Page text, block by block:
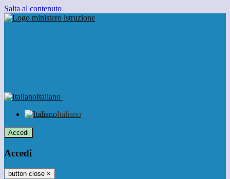
Salta al contenuto
Italiano
Italiano
Accedi
Accedi
button close ×